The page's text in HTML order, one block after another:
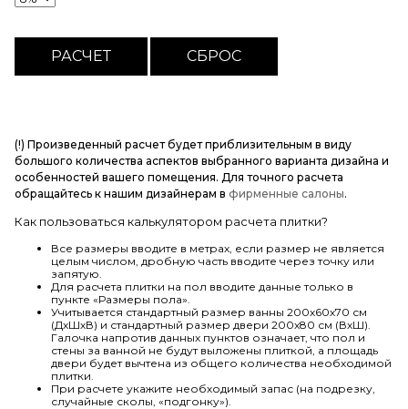
(!) Произведенный расчет будет приблизительным в виду
большого количества аспектов выбранного варианта дизайна и
особенностей вашего помещения. Для точного расчета
обращайтесь к нашим дизайнерам в фирменные салоны.
Как пользоваться калькулятором расчета плитки?
Все размеры вводите в метрах, если размер не является
целым числом, дробную часть вводите через точку или
запятую.
Для расчета плитки на пол вводите данные только в
пункте «Размеры пола».
Учитывается стандартный размер ванны 200х60х70 см
(ДхШхВ) и стандартный размер двери 200х80 см (ВхШ).
Галочка напротив данных пунктов означает, что пол и
стены за ванной не будут выложены плиткой, а площадь
двери будет вычтена из общего количества необходимой
плитки.
При расчете укажите необходимый запас (на подрезку,
случайные сколы, «подгонку»).